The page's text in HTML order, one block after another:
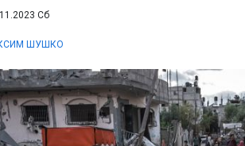
Сб
ШУШКО